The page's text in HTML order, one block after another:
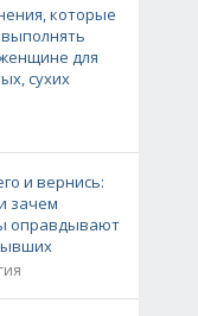
которые
для
сухих
и вернись:
зачем
оправдывают